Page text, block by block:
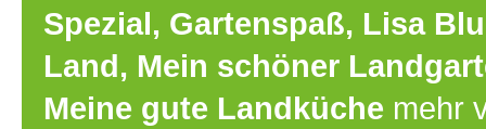
Spezial, Gartenspaß, Lisa
Land, Mein schöner
Meine gute Landküche mehr